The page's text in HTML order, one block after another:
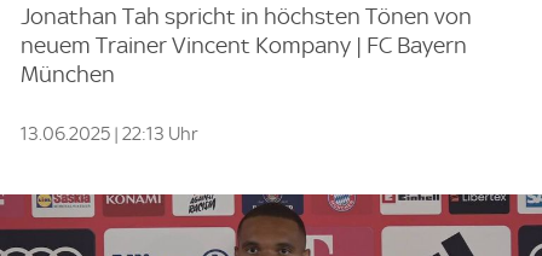
Jonathan Tah spricht in höchsten Tönen von
neuem Trainer Vincent Kompany | FC Bayern
München
13.06.2025 | 22:13 Uhr